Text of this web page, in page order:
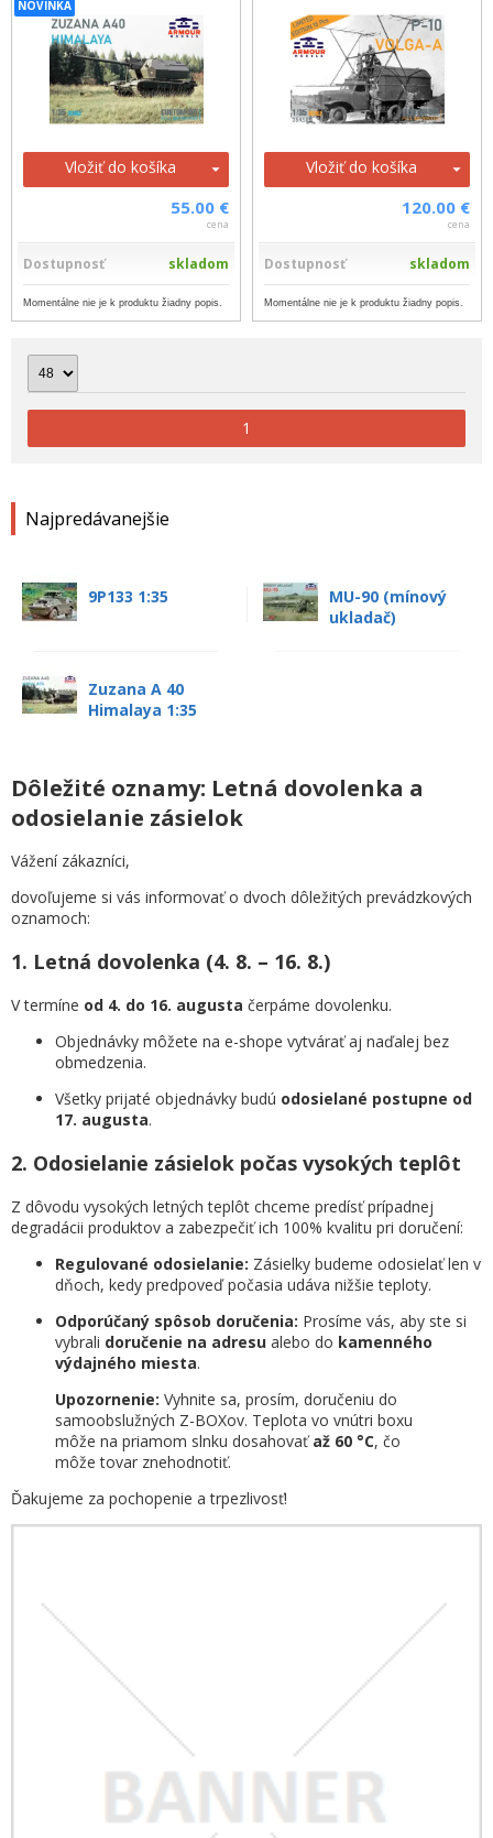
Najpredávanejšie
9P133 1:35
MU-90 (mínový
ukladač)
Zuzana A 40
Himalaya 1:35
Dôležité oznamy: Letná dovolenka a
odosielanie zásielok
Vážení zákazníci,
dovoľujeme si vás informovať o dvoch dôležitých prevádzkových
oznamoch:
1. Letná dovolenka (4. 8. – 16. 8.)
V termíne od 4. do 16. augusta čerpáme dovolenku.
Objednávky môžete na e-shope vytvárať aj naďalej bez
obmedzenia.
Všetky prijaté objednávky budú odosielané postupne od
17. augusta.
2. Odosielanie zásielok počas vysokých teplôt
Z dôvodu vysokých letných teplôt chceme predísť prípadnej
degradácii produktov a zabezpečiť ich 100% kvalitu pri doručení:
Regulované odosielanie: Zásielky budeme odosielať len v
dňoch, kedy predpoveď počasia udáva nižšie teploty.
Odporúčaný spôsob doručenia: Prosíme vás, aby ste si
vybrali doručenie na adresu alebo do kamenného
výdajného miesta.
Upozornenie: Vyhnite sa, prosím, doručeniu do
samoobslužných Z-BOXov. Teplota vo vnútri boxu
môže na priamom slnku dosahovaťaž 60 °C, čo
môže tovar znehodnotiť.
Ďakujeme za pochopenie a trpezlivosť!
NOVINKA
Vložiť do košíka
55.00 €
cena
Dostupnosť skladom
Momentálne nie je k produktu žiadny popis.
Vložiť do košíka
120.00 €
cena
Dostupnosť skladom
Momentálne nie je k produktu žiadny popis.
1